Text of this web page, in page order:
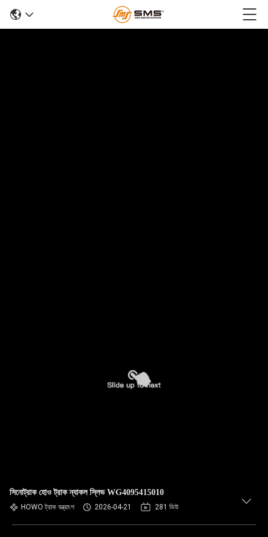
সিনোট্রাক হোও ট্রাক ন্যাকল স্লিভ WG4095415010
HOWO ট্রাক যন্ত্রাংশ 2026-04-21 281 ভিউ